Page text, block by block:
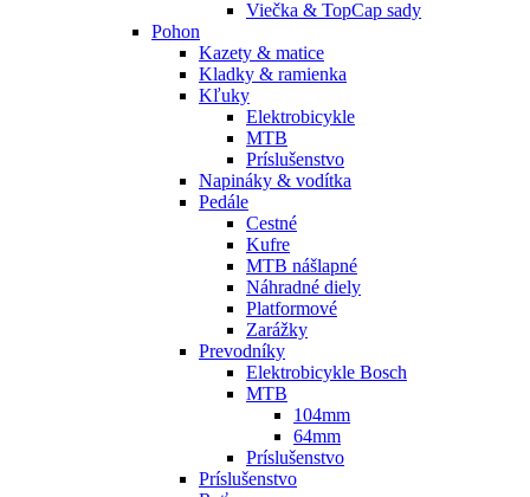
Viečka & TopCap sady
Pohon
Kazety & matice
Kladky & ramienka
Kľuky
Elektrobicykle
MTB
Príslušenstvo
Napináky & vodítka
Pedále
Cestné
Kufre
MTB nášlapné
Náhradné diely
Platformové
Zarážky
Prevodníky
Elektrobicykle Bosch
MTB
104mm
64mm
Príslušenstvo
Príslušenstvo